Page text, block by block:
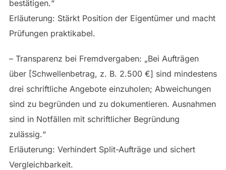
bestätigen.“
Erläuterung: Stärkt Position der Eigentümer und macht
Prüfungen praktikabel.
– Transparenz bei Fremdvergaben: „Bei Aufträgen
über [Schwellenbetrag, z. B. 2.500 €] sind mindestens
drei schriftliche Angebote einzuholen; Abweichungen
sind zu begründen und zu dokumentieren. Ausnahmen
sind in Notfällen mit schriftlicher Begründung
zulässig.“
Erläuterung: Verhindert Split-Aufträge und sichert
Vergleichbarkeit.